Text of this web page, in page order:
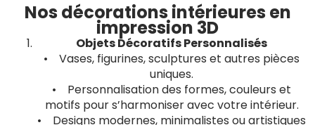
Nos décorations intérieures en
impression 3D
Objets Décoratifs Personnalisés
• Vases, figurines, sculptures et autres pièces
uniques.
• Personnalisation des formes, couleurs et
motifs pour s’harmoniser avec votre intérieur.
• Designs modernes, minimalistes ou artistiques